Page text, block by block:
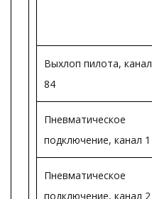
Выхлоп пилота, канал
84
Пневматическое
подключение, канал 1
Пневматическое
подключение, канал 2